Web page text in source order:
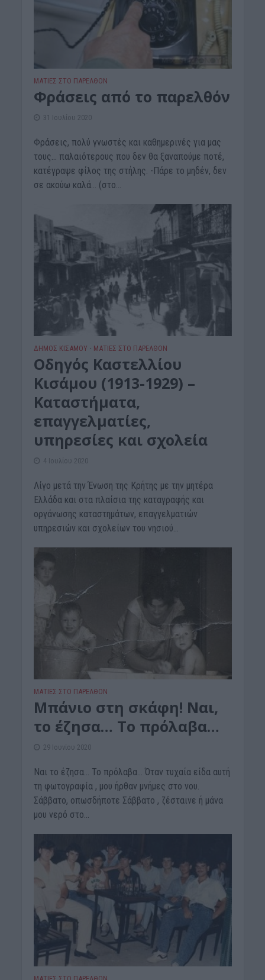
ΜΑΤΙΕΣ ΣΤΟ ΠΑΡΕΛΘΟΝ
Φράσεις από το παρελθόν
31 Ιουλίου 2020
Φράσεις, πολύ γνωστές και καθημερινές για μας
τους… παλαιότερους που δεν θα ξαναπούμε ποτέ,
κατέγραψε φίλος της στήλης. -Πάρε το μηδέν, δεν
σε ακούω καλά… (στο...
ΔΉΜΟΣ ΚΙΣΆΜΟΥ • ΜΑΤΙΕΣ ΣΤΟ ΠΑΡΕΛΘΟΝ
Οδηγός Καστελλίου
Κισάμου (1913-1929) –
Καταστήματα,
επαγγελματίες,
υπηρεσίες και σχολεία
4 Ιουλίου 2020
Λίγο μετά την Ένωση της Κρήτης με την μητέρα
Ελλάδα και στα πλαίσια της καταγραφής και
οργάνωσης καταστημάτων, επαγγελματιών
υπηρεσιών και σχολείων του νησιού...
ΜΑΤΙΕΣ ΣΤΟ ΠΑΡΕΛΘΟΝ
Μπάνιο στη σκάφη! Ναι,
το έζησα… Το πρόλαβα…
29 Ιουνίου 2020
Ναι το έζησα… Το πρόλαβα… Όταν τυχαία είδα αυτή
τη φωτογραφία , μου ήρθαν μνήμες στο νου.
Σάββατο, οπωσδήποτε Σάββατο , ζέσταινε ή μάνα
μου νερό στο...